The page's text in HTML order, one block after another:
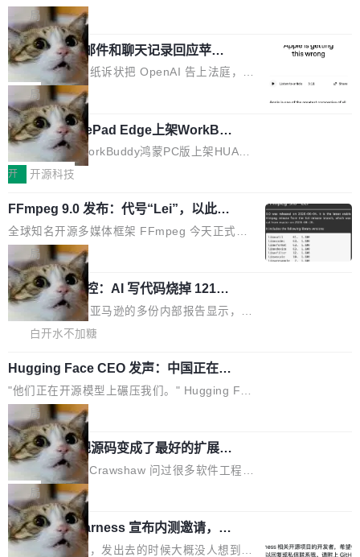
库之一。你的操作系统、浏览器、无数的基础设
施软件，很可能都在用它。而过去十年，维护它
的人一直在用业余...
gi?id=2019042">Bug&nbsp;2019042</a>）</l
i> <li>现在，助手可以直接使用 Exa 的网络搜索
结果回答问题，而无需将问题转交给搜索引擎。
（<a href="https://bugzilla.mozilla.org/show_
bug.cgi?id=204...
的 npm 包。项目的核心论点是：容器不适合 Ag
ent 计算。真正适合的，是 Isolate。 Cloudflare
工程师在这件事上没什么可谦虚的——他们用 W
orkers 跑了十年 Isolate。用 CEO Matthew Pri
nce 的话说：「我们一生都在用 Isolate 运行代
码，而 AI Agent 不需要容器，它们需要的是 Iso
late。」 容器为什么不合适 容器的问题在于启动
和销毁都太重了。一个 Agent 要执行的任务可能
只需要几毫秒的 CPU 时间，但容器从冷启动到
就绪要花数秒。如果未来有十...
局
OpenAI 公开邮件和聊天记录回应苹果
诉讼，称“Apple is getting this wron
g”
上个月，苹果一纸诉状把 OpenAI 告上法庭，指
控其挖角苹果前员工并窃取商业秘密。苹果的诉
状把 OpenAI 描述成一个系统性地从前东家挖
人、套取机密信息的对手。 OpenAI 没发律师
函，也没选择庭外沉默。它在官网贴了一篇博
文，标题只有六个字：Apple is getting this wro
录全贴了出来。 他发错人了 苹果外部律师 Gabr
iel Gross 来自 Weil 律所，2 月 23 日下午 5:53
给 OpenAI 总法律顾问 Che Chang 发了封邮
件，附了一封长信，要求 OpenAI 配合调查前苹
果员工带走机密信...
局
HUAWEI MatePad Edge上架WorkBu
ddy鸿蒙PC版，说话就能干活的AI办公
搭子
全能AI工作台WorkBuddy鸿蒙PC版上架HUAWE
I MatePad Edge应用市场，直接下载即可使
这是目前市面上唯一支持平板接入WorkBuddy P
C版的产品，搭载“人机双写”重磅功能——你写
你的，AI写AI的，同屏协作互不干扰。一句话让
AI帮你干活，现在开启全新体验！ 温馨提示：
体验WorkBuddy鸿蒙PC版前，请将 HUAWEI M
atePad Edge 升级至 HarmonyOS 6.1.0.135S
P9 patch03及以上版本。 *升级路径：设置 > 搜
载安装完成升级即可。 没有...
开 开源科技
FFmpeg 9.0 发布：代号“Lei”，以此纪
念中国开发者雷霄骅
全球知名开源多媒体框架 FFmpeg 今天正式发
布了 9.0 版本。这个版本除了带来新一代音视频
处理能力和硬件加速支持之外，还有一个特殊之
处：FFmpeg 9.0 的代号是“Lei”。 这个名字，
来自中国开发者雷霄骅（Lei Xiaohua）。 对于
很多中国音视频开发者而言，这个名字并不陌
析和开源示例，让一代开发者第一次真正理解 F
Fmpeg，也成为很多人进入音视频开发领域的
“启蒙老师”。 而今年，恰好是雷霄骅离世十周
年。FFmpeg 社区最终选择用一个大版本的名
字，留下了这份纪念。 雷霄骅曾是中国传媒大学
数字电视技术方向的博士生，长期从事视频、音
频技...
局
亚马逊成本失控：AI 写代码烧掉 1215
万元，超预算 860%
外媒近日曝光了亚马逊的多份内部报告显示，AI
导致公司在多个项目上超支。《金融时报》报道
（约合人民币 1215 万元）。 具体来说，一名工
程师借助 Anthropic 旗下 Claude Sonnet 模型
编写程序，目标是完成电商平台作者信息与商品
列表的数据匹配 —— 一项常规的数据处理任
务，最终却产生了 180 万美元的账单，实际支出
超出原定预算 860%。 更令人意外的是，该项目
最终并未成功落地，而高额算力消耗持续运行长
达 5 个月，公司直到财务对账时才察觉异常。这
意味着一个无人看管的 AI 程序，在近半年时间
里日夜不停地"烧钱"。 复盘显示，...
白开水不加糖
Hugging Face CEO 发声：中国正在开
源模型上碾压我们
"他们正在开源模型上碾压我们。" Hugging Fac
e CEO Clément Delangue 在 CNBC 的采访里
没有拐弯抹角。他说中国正在赢得 AI 竞赛，而
且按目前的速度，中国 AI 工具预计在今年底或
2027 年就能追上美国前沿实验室的水平。 Dela
ngue 把原因归结为一件事：开放协作。中国的
AI 开发者在一个共享和协作的生态里加速迭代，
而美国模型厂商在"闭门造车"。他的原话是 "buil
ding in silos"——各自为战，互不通气。 这个判
局
当 AI agent 把源码变成了最好的扩展系
统，开发者工具必须开源
五年前，David Crawshaw 问过很多软件工程师
一个问题：你写过什么给自己用的程序？答案几
乎都是没有。工程师们整天用别人写的程序写程
序给别人用。偶尔有人自己写个博客系统、智能
家居控制、家庭实验室，都算稀奇事。 Crawsh
局
DeepSeek Harness 宣布内测邀请，全
网最大规模开源 Agent 路演现场诞生
一条内测招募帖，发出去的时候大概没人想到它